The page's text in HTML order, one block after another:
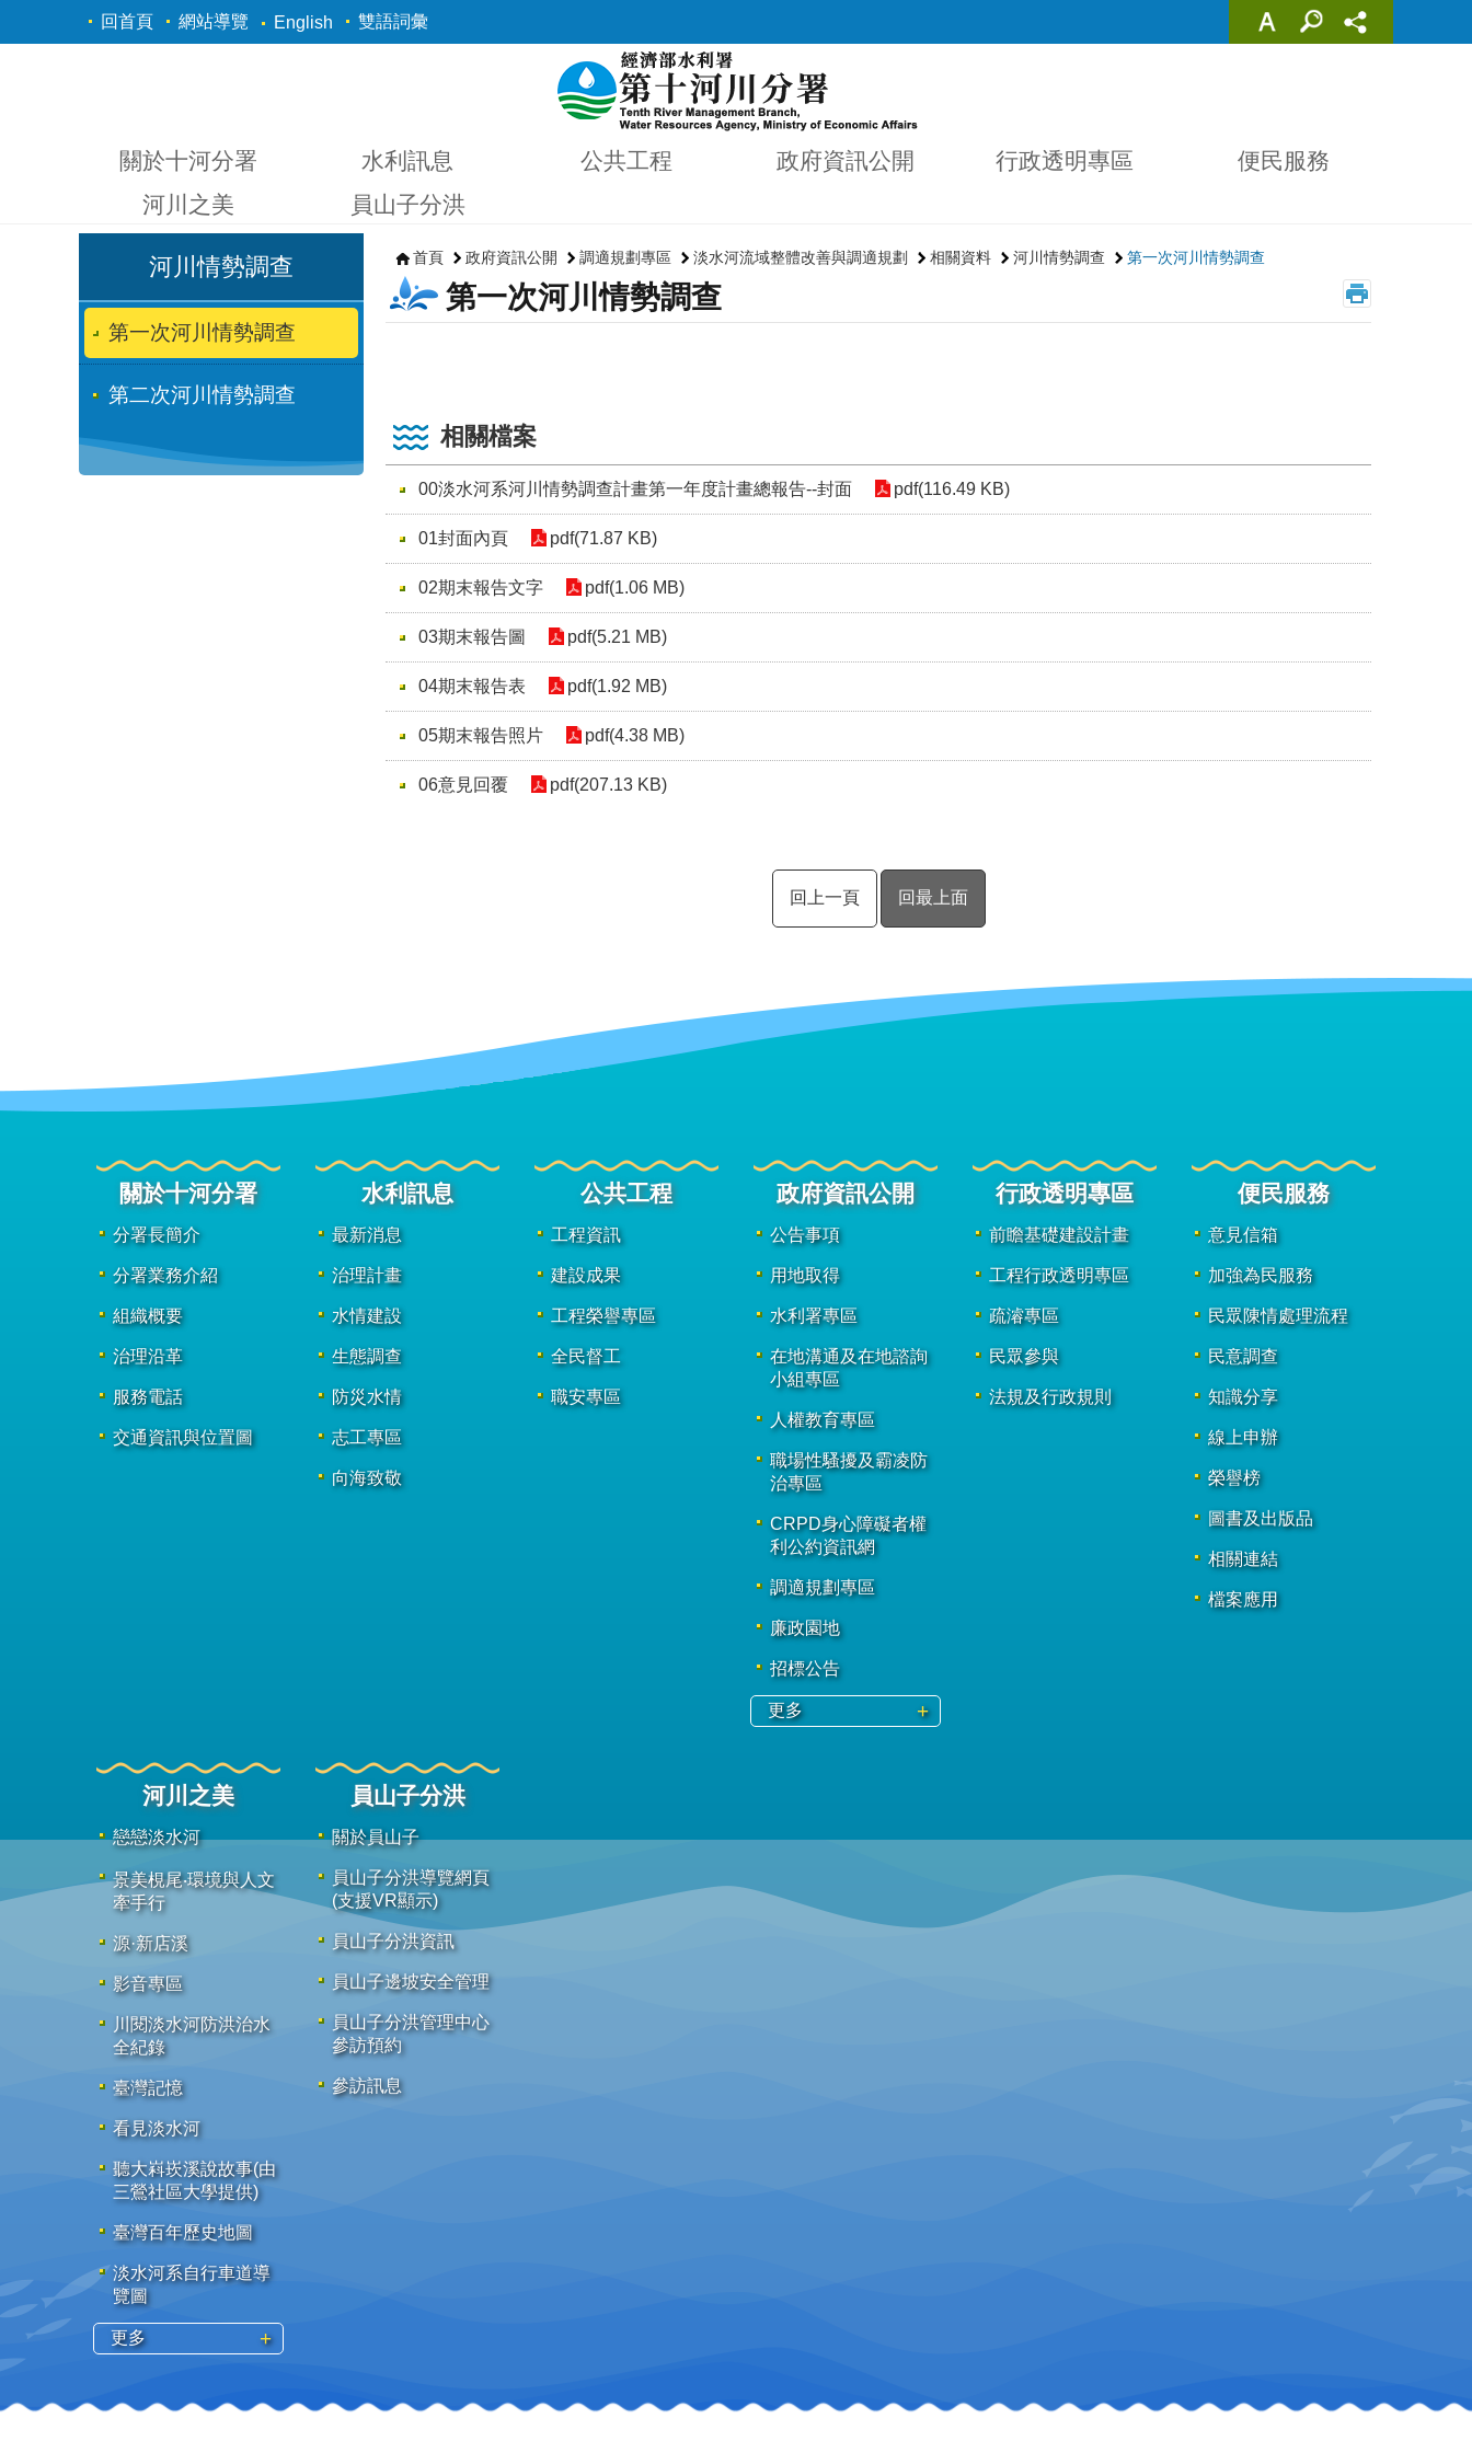
跳到主要內容區塊
回首頁 網站導覽 English 雙語詞彙
關於十河分署 水利訊息 公共工程 政府資訊公開 行政透明專區
便民服務
河川之美
員山子分洪
河川情勢調查
第一次河川情勢調查
第二次河川情勢調查
首頁 政府資訊公開 調適規劃專區 淡水河流域整體改善與調適規劃 相關資料 河川情勢調查 第一次河川情勢調查
第一次河川情勢調查
相關檔案
00淡水河系河川情勢調查計畫第一年度計畫總報告--封面 pdf(116.49 KB)
01封面內頁 pdf(71.87 KB)
02期末報告文字 pdf(1.06 MB)
03期末報告圖 pdf(5.21 MB)
04期末報告表 pdf(1.92 MB)
05期末報告照片 pdf(4.38 MB)
06意見回覆 pdf(207.13 KB)
回上一頁 回最上面
關於十河分署
分署長簡介
分署業務介紹
組織概要
治理沿革
服務電話
交通資訊與位置圖
水利訊息
最新消息
治理計畫
水情建設
生態調查
防災水情
志工專區
向海致敬
公共工程
工程資訊
建設成果
工程榮譽專區
全民督工
職安專區
政府資訊公開
公告事項
用地取得
水利署專區
在地溝通及在地諮詢
小組專區
人權教育專區
職場性騷擾及霸凌防
治專區
CRPD身心障礙者權
利公約資訊網
調適規劃專區
廉政園地
招標公告
更多
行政透明專區
前瞻基礎建設計畫
工程行政透明專區
疏濬專區
民眾參與
法規及行政規則
便民服務
意見信箱
加強為民服務
民眾陳情處理流程
民意調查
知識分享
線上申辦
榮譽榜
圖書及出版品
相關連結
檔案應用
河川之美
戀戀淡水河
景美梘尾‧環境與人文
牽手行
源·新店溪
影音專區
川閱淡水河防洪治水
全紀錄
臺灣記憶
看見淡水河
聽大嵙崁溪說故事(由
三鶯社區大學提供)
臺灣百年歷史地圖
淡水河系自行車道導
覽圖
更多
員山子分洪
關於員山子
員山子分洪導覽網頁
(支援VR顯示)
員山子分洪資訊
員山子邊坡安全管理
員山子分洪管理中心
參訪預約
參訪訊息